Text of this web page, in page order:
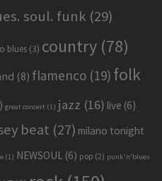
soul. funk (29)
blues (3) country (78)
(8) flamenco (19) folk
great concert (1) jazz (16) live (6)
beat (27) milano tonight
(1) NEWSOUL (6) pop (2) punk'n'blues